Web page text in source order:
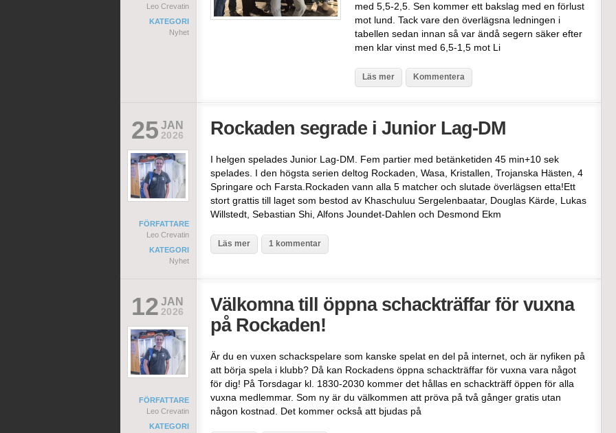
Leo Crevatin
KATEGORI
Nyhet
med 5,5-2,5. Sen kommer ett bakslag med en förlust
mot lund. Tack vare den överlägsna ledningen i
tabellen sedan innan så var ändå segern säker efter
men klar vinst med 6,5-1,5 mot Li
Läs mer Kommentera
25 JAN
2026
FÖRFATTARE
Leo Crevatin
KATEGORI
Nyhet
Rockaden segrade i Junior Lag-DM
I helgen spelades Junior Lag-DM. Fem partier med betänketiden 45 min+10 sek
spelades. I den högsta serien deltog Rockaden, Wasa, Kristallen, Trojanska Hästen, 4
Springare och Farsta.Rockaden vann alla 5 matcher och slutade överlägsen etta!Ett
stort grattis till laget som bestod av Khaschuluu Sergelenbaatar, Douglas Kärde, Lukas
Willstedt, Sebastian Shi, Alfons Joundet-Dahlen och Desmond Ekm
Läs mer 1 kommentar
12 JAN
2026
FÖRFATTARE
Leo Crevatin
KATEGORI
Välkomna till öppna schackträffar för vuxna
på Rockaden!
Är du en vuxen schackspelare som kanske spelat en del på internet, och är nyfiken på
att börja spela i klubb? Då kan Rockadens öppna schackträffar för vuxna vara något
för dig! På Torsdagar kl. 1830-2030 kommer det hållas en schackträff öppen för alla
vuxna medlemmar. Som ny är du välkommen att pröva på två gånger gratis utan
någon kostnad. Det kommer också att bjudas på